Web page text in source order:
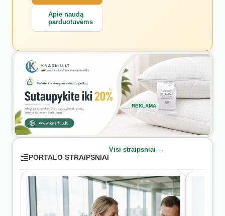
Apie naudą
parduotuvėms
REKLAMA
PORTALO STRAIPSNIAI
Visi straipsniai →